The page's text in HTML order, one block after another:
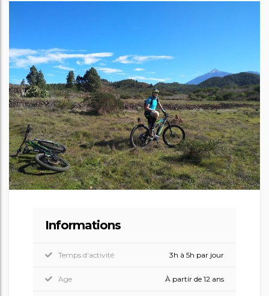
Informations
Temps d'activité 3h à 5h par jour
Age À partir de 12 ans